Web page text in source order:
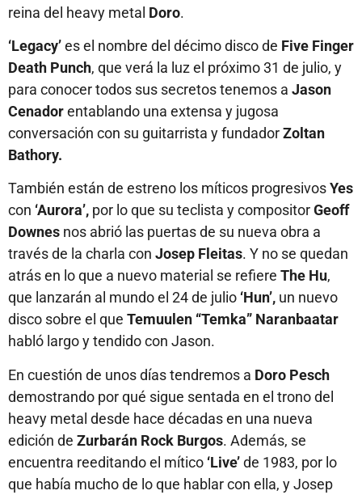
reina del heavy metal Doro.
‘Legacy’es el nombre del décimo disco de Five Finger
Death Punch, que verá la luz el próximo 31 de julio, y
para conocer todos sus secretos tenemos a Jason
Cenadorentablando una extensa y jugosa
conversación con su guitarrista y fundadorZoltan
Bathory.
También están de estreno los míticos progresivosYes
con ‘Aurora’, por lo que su teclista y compositorGeoff
Downes nos abrió las puertas de su nueva obra a
través de la charla con Josep Fleitas. Y no se quedan
atrás en lo que a nuevo material se refiere The Hu,
que lanzarán al mundo el 24 de julio ‘Hun’, un nuevo
disco sobre el que Temuulen “Temka” Naranbaatar
habló largo y tendido con Jason.
En cuestión de unos días tendremos a Doro Pesch
demostrando por qué sigue sentada en el trono del
heavy metal desde hace décadas en una nueva
edición de Zurbarán Rock Burgos. Además, se
encuentra reeditando el mítico ‘Live’de 1983, por lo
que había mucho de lo que hablar con ella, y Josep